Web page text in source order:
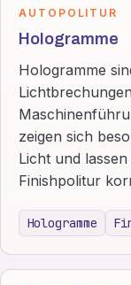
AUTOPOLITUR
Hologramme
Hologramme
zeigen sich
Licht und
Finishpolitur
Hologramme